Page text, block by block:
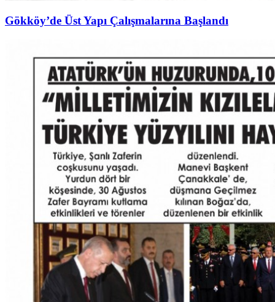
Gökköy’de Üst Yapı Çalışmalarına Başlandı